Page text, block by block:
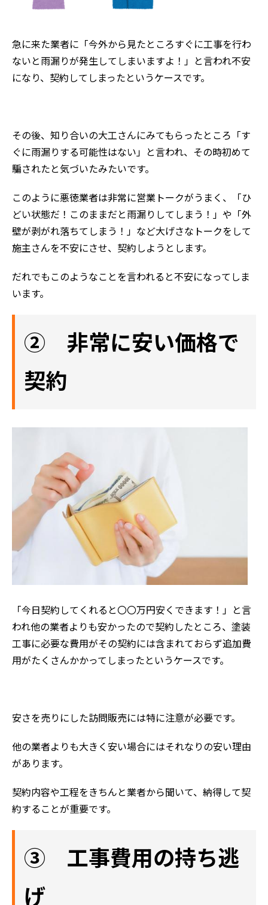
急に来た業者に「今外から見たところすぐに工事を行わ
ないと雨漏りが発生してしまいますよ！」と言われ不安
になり、契約してしまったというケースです。
その後、知り合いの大工さんにみてもらったところ「す
ぐに雨漏りする可能性はない」と言われ、その時初めて
騙されたと気づいたみたいです。
このように悪徳業者は非常に営業トークがうまく、「ひ
どい状態だ！このままだと雨漏りしてしまう！」や「外
壁が剥がれ落ちてしまう！」など大げさなトークをして
施主さんを不安にさせ、契約しようとします。
だれでもこのようなことを言われると不安になってしま
います。
② 非常に安い価格で
契約
「今日契約してくれると〇〇万円安くできます！」と言
われ他の業者よりも安かったので契約したところ、塗装
工事に必要な費用がその契約には含まれておらず追加費
用がたくさんかかってしまったというケースです。
安さを売りにした訪問販売には特に注意が必要です。
他の業者よりも大きく安い場合にはそれなりの安い理由
があります。
契約内容や工程をきちんと業者から聞いて、納得して契
約することが重要です。
③ 工事費用の持ち逃
げ